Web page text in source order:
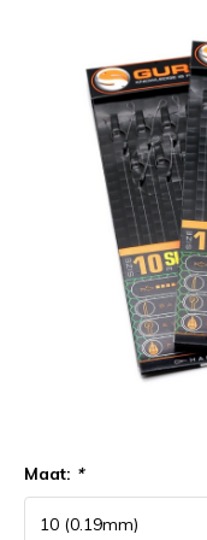
Maat: *